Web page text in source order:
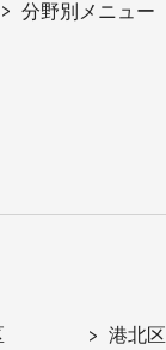
分野別メニュー
港北区